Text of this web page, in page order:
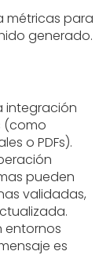
métricas para
generado.
integración
(como
o PDFs).
pueden
validadas,
entornos
es